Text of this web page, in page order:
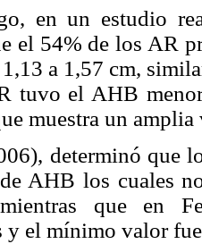
en un estudio
el 54% de los AR
a 1,57 cm,
tuvo el AHB
muestra un
determinó que
AHB los cuales
que en
y el mínimo valor